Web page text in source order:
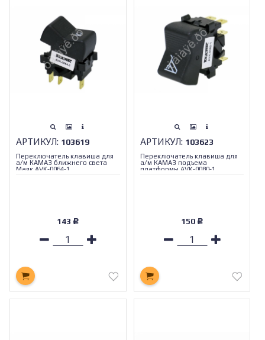
АРТИКУЛ: 103619
Переключатель клавиша для
а/м КАМАЗ ближнего света
Маяк AVK-0064-1
143 Р
АРТИКУЛ: 103623
Переключатель клавиша для
а/м КАМАЗ подъема
платформы AVK-0080-1
150 Р